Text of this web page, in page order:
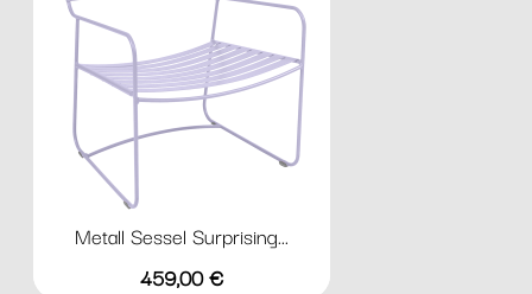
Metall Sessel Surprising...
Preis
459,00 €